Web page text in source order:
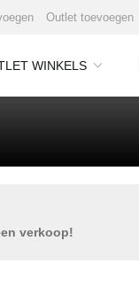
Outlet toevoegen
WINKELS
verkoop!